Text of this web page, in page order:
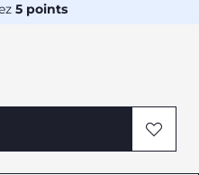
5 points